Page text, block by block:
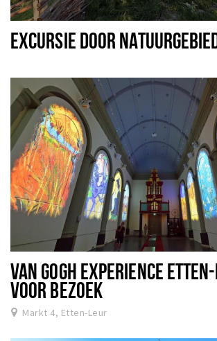
EXCURSIE DOOR
VAN GOGH EXPERIENCE
VOOR BEZOEK
Markt 4, Etten-Leur